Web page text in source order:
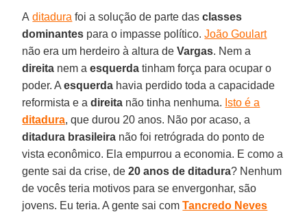
Aditadura foi a solução de parte dasclasses
dominantes para o impasse político. João Goulart
não era um herdeiro à altura deVargas. Nem a
direita nem aesquerda tinham força para ocupar o
poder. Aesquerda havia perdido toda a capacidade
reformista e adireita não tinha nenhuma. Isto é a
ditadura, que durou 20 anos. Não por acaso, a
ditadura brasileira não foi retrógrada do ponto de
vista econômico. Ela empurrou a economia. E como a
gente sai da crise, de20 anos de ditadura? Nenhum
de vocês teria motivos para se envergonhar, são
jovens. Eu teria. A gente sai comTancredo Neves